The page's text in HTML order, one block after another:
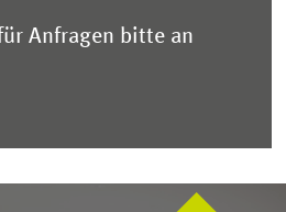
Anfragen bitte an